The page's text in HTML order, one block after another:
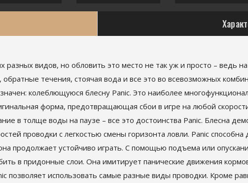
видов, но обловить это место не так уж и просто – ведь
обратные течения, стоячая вода и все это во всевозможных
колеблющуюся блесну Panic. Это наиболее
форма, предотвращающая сбои в игре на любой
в толще воды на паузе – все это достоинства Panic. Блесна
проводки с легкостью смены горизонта ловли. Panic
продолжает устойчиво играть. С помощью подъема или
в придонные слои. Она имитирует панические движения
позволяет использовать самые разные виды проводки. Кроме